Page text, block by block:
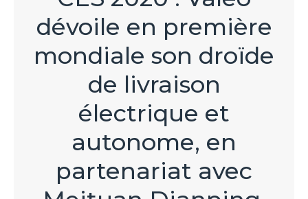
dévoile en première
mondiale son droïde
de livraison
électrique et
autonome, en
partenariat avec